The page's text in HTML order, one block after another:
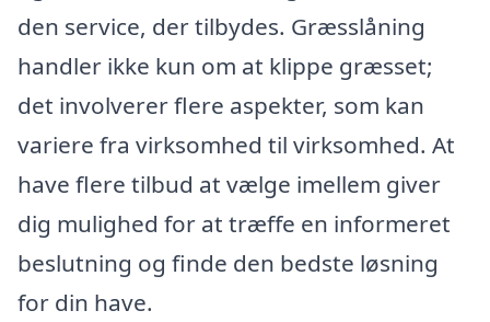
den service, der tilbydes. Græsslåning
handler ikke kun om at klippe græsset;
det involverer flere aspekter, som kan
variere fra virksomhed til virksomhed. At
have flere tilbud at vælge imellem giver
dig mulighed for at træffe en informeret
beslutning og finde den bedste løsning
for din have.